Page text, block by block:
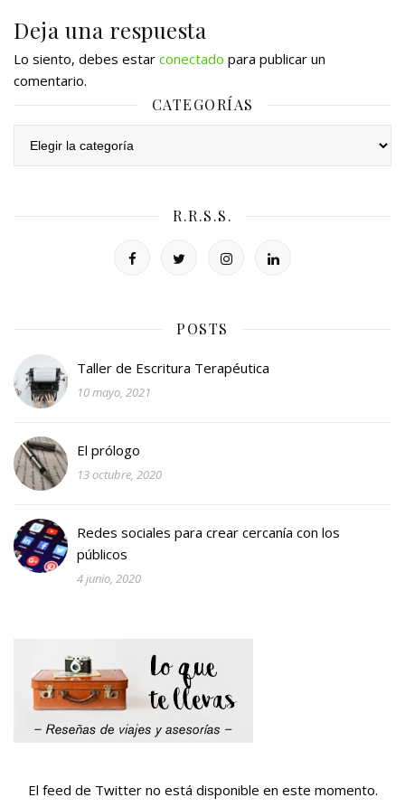
Deja una respuesta
Lo siento, debes estar conectado para publicar un
comentario.
CATEGORÍAS
R.R.S.S.
POSTS
Taller de Escritura Terapéutica
10 mayo, 2021
El prólogo
13 octubre, 2020
Redes sociales para crear cercanía con los
públicos
4 junio, 2020
El feed de Twitter no está disponible en este momento.